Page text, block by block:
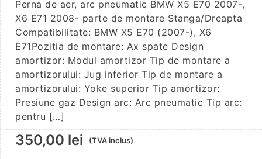
Perna de aer, arc pneumatic BMW X5 E70 2007-,
X6 E71 2008- parte de montare Stanga/Dreapta
Compatibilitate: BMW X5 E70 (2007-), X6
E71Pozitia de montare: Ax spate Design
amortizor: Modul amortizor Tip de montare a
amortizorului: Jug inferior Tip de montare a
amortizorului: Yoke superior Tip amortizor:
Presiune gaz Design arc: Arc pneumatic Tip arc:
pentru […]
350,00 lei (TVA inclus)